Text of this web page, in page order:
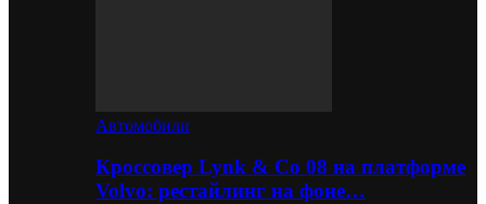
Автомобили
Кроссовер Lynk & Co 08 на платформе
Volvo: рестайлинг на фоне…